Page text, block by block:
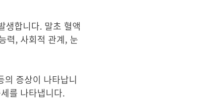
생합니다. 말초 혈액
력, 사회적 관계, 눈
증상이 나타납니
를 나타냅니다.